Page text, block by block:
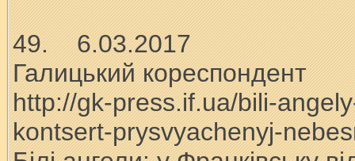
49. 6.03.2017
Галицький кореспондент
http://gk-press.if.ua/bili-
kontsert-prysvyachenyj-